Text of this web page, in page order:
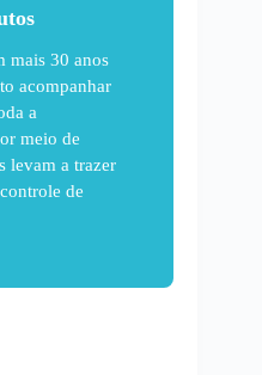
mais 30 anos
acompanhar
a
meio de
levam a trazer
de